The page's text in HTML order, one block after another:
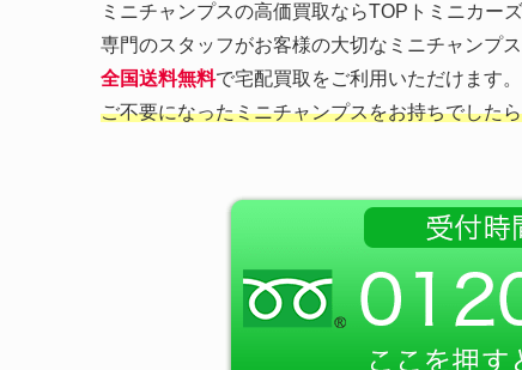
ミニチャンプスの高価買取ならTOPトミニカー
専門のスタッフがお客様の大切なミニチャンプ
全国送料無料で宅配買取をご利用いただけます
ご不要になったミニチャンプスをお持ちでした